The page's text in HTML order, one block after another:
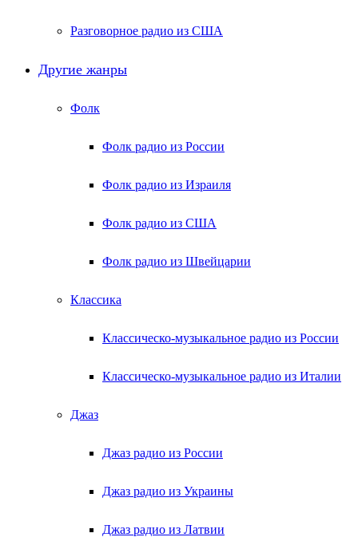
Разговорное радио из США
Другие жанры
Фолк
Фолк радио из России
Фолк радио из Израиля
Фолк радио из США
Фолк радио из Швейцарии
Классика
Классическо-музыкальное радио из России
Классическо-музыкальное радио из Италии
Джаз
Джаз радио из России
Джаз радио из Украины
Джаз радио из Латвии